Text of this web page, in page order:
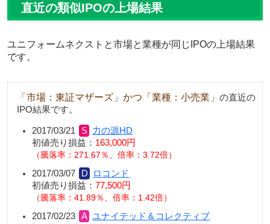
直近の類似IPOの上場結果
ユニフォームネクストと市場と業種が同じIPOの上場結果
です。
「市場：東証マザーズ」かつ「業種：小売業」 の直近の
IPO結果です。
2017/03/21
力の源HD
初値売り損益： 163,000円
騰落率：271.67％、倍率：3.72倍
2017/03/07
ロコンド
初値売り損益： 77,500円
騰落率：41.89％、倍率：1.42倍
2017/02/23
ユナイテッド＆コレクティブ